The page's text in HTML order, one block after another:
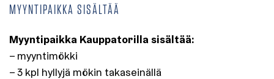
MYYNTIPAIKKA SISÄLTÄÄ
Myyntipaikka Kauppatorilla sisältää:
– myyntimökki
– 3 kpl hyllyjä mökin takaseinällä